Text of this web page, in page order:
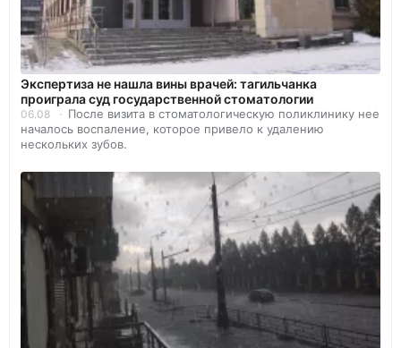
Экспертиза не нашла вины врачей: тагильчанка
проиграла суд государственной стоматологии
06.08
После визита в стоматологическую поликлинику нее
началось воспаление, которое привело к удалению
нескольких зубов.